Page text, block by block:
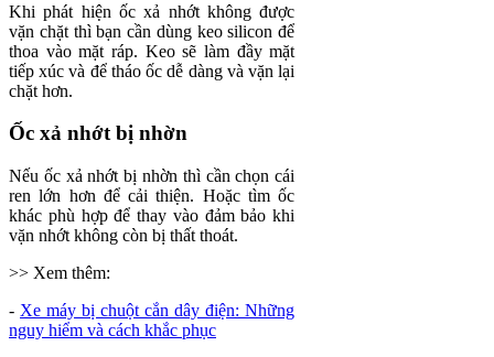
Khi phát hiện ốc xả nhớt không được
vặn chặt thì bạn cần dùng keo silicon để
thoa vào mặt ráp. Keo sẽ làm đầy mặt
tiếp xúc và để tháo ốc dễ dàng và vặn lại
chặt hơn.
Ốc xả nhớt bị nhờn
Nếu ốc xả nhớt bị nhờn thì cần chọn cái
ren lớn hơn để cải thiện. Hoặc tìm ốc
khác phù hợp để thay vào đảm bảo khi
vặn nhớt không còn bị thất thoát.
>> Xem thêm:
- Xe máy bị chuột cắn dây điện: Những
nguy hiểm và cách khắc phục